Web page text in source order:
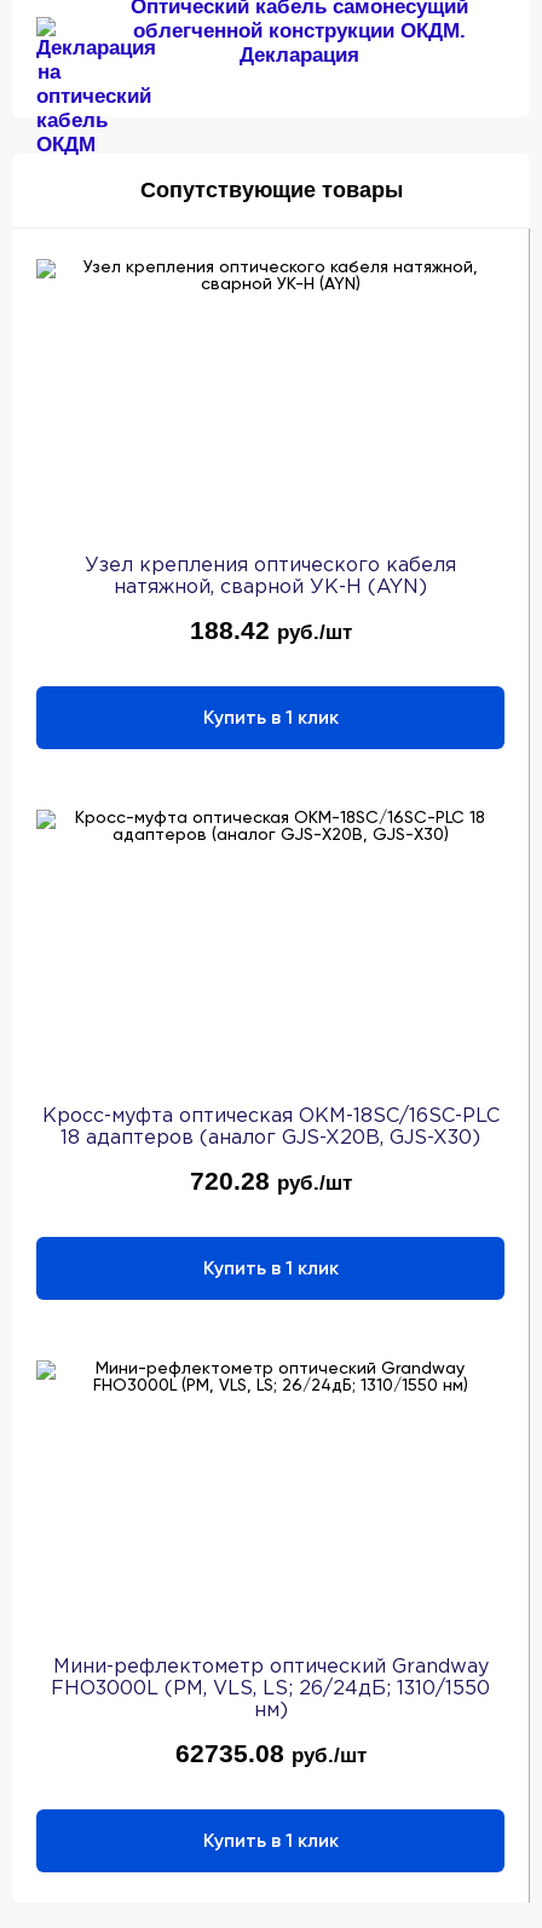
Оптический кабель самонесущий
облегченной конструкции ОКДМ.
Декларация
Сопутствующие товары
Узел крепления оптического кабеля
натяжной, сварной УК-Н (AYN)
188.42 руб./шт
Купить в 1 клик
Кросс-муфта оптическая ОКМ-18SC/16SC-PLC
18 адаптеров (аналог GJS-X20B, GJS-X30)
720.28 руб./шт
Купить в 1 клик
Мини-рефлектометр оптический Grandway
FHO3000L (PM, VLS, LS; 26/24дБ; 1310/1550
нм)
62735.08 руб./шт
Купить в 1 клик